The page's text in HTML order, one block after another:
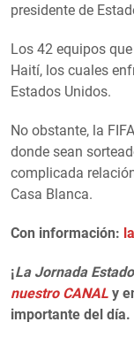
presidente de
Los 42 equipos
Haití, los cuales
Estados Unidos.
No obstante, la
donde sean
complicada
Casa Blanca.
Con información:
¡La Jornada
nuestro CANAL y
importante del día.